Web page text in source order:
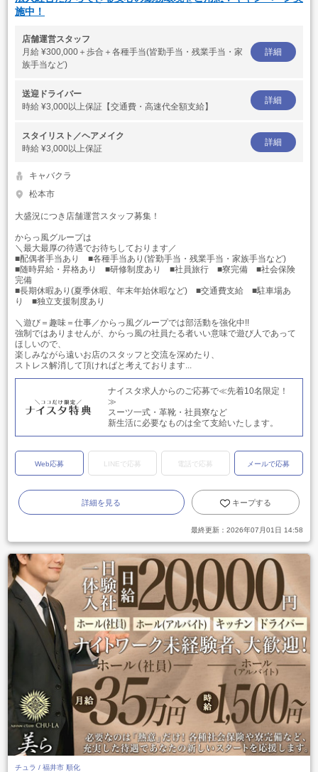
施中！
店舗運営スタッフ
月給 ¥300,000＋歩合＋各種手当(皆勤手当・残業手当・家
族手当など)
詳細
送迎ドライバー
時給 ¥3,000以上保証【交通費・高速代全額支給】
詳細
スタイリスト／ヘアメイク
時給 ¥3,000以上保証
詳細
キャバクラ
松本市
大盛況につき店舗運営スタッフ募集！
からっ風グループは
＼最大最厚の待遇でお待ちしております／
■配偶者手当あり ■各種手当あり(皆勤手当・残業手当・家族手当など)
■随時昇給・昇格あり ■研修制度あり ■社員旅行 ■寮完備 ■社会保険
完備
■長期休暇あり(夏季休暇、年末年始休暇など) ■交通費支給 ■駐車場あ
り ■独立支援制度あり
＼遊び＝趣味＝仕事／からっ風グループでは部活動を強化中!!
強制ではありませんが、からっ風の社員たる者いい意味で遊び人であって
ほしいので、
楽しみながら遠いお店のスタッフと交流を深めたり、
ストレス解消して頂ければと考えております...
ナイスタ求人からのご応募で≪先着10名限定！
≫
スーツ一式・革靴・社員寮など
新生活に必要なものは全て支給いたします。
Web応募 LINEで応募 電話で応募 メールで応募
詳細を見る キープする
最終更新： 2026年07月01日 14:58
チュラ / 福井市 順化